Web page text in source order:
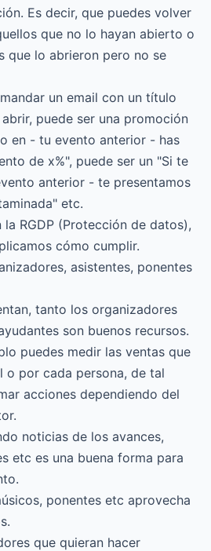
Es decir, que puedes volver
que no lo hayan abierto o
que lo abrieron pero no se
un email con un título
puede ser una promoción
en - tu evento anterior - has
de x%", puede ser un "Si te
anterior - te presentamos
etc.
RGDP (Protección de datos),
cómo cumplir.
asistentes, ponentes
tanto los organizadores
son buenos recursos.
puedes medir las ventas que
o por cada persona, de tal
acciones dependiendo del
noticias de los avances,
etc es una buena forma para
ponentes etc aprovecha
que quieran hacer